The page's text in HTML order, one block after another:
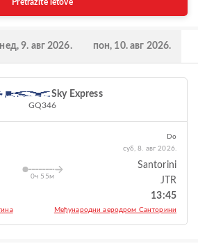
Pretražite letove
нед, 9. авг 2026. пон, 10. авг 2026.
Sky Express
GQ346
0ч 55м
Do
суб, 8. авг 2026.
Santorini
JTR
13:45
Међународни аеродром Санторини